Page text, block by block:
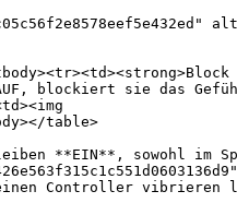
blockiert sie das
table>
**EIN**, sowohl im
Controller vibrieren